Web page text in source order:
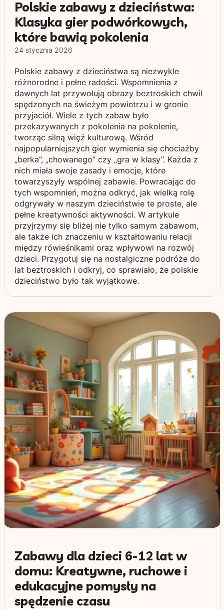
Polskie zabawy z dzieciństwa:
Klasyka gier podwórkowych,
które bawią pokolenia
24 stycznia 2026
Polskie zabawy z dzieciństwa są niezwykle
różnorodne i pełne radości. Wspomnienia z
dawnych lat przywołują obrazy beztroskich chwil
spędzonych na świeżym powietrzu i w gronie
przyjaciół. Wiele z tych zabaw było
przekazywanych z pokolenia na pokolenie,
tworząc silną więź kulturową. Wśród
najpopularniejszych gier wymienia się chociażby
„berka”, „chowanego” czy „gra w klasy”. Każda z
nich miała swoje zasady i emocje, które
towarzyszyły wspólnej zabawie. Powracając do
tych wspomnień, można odkryć, jak wielką rolę
odgrywały w naszym dzieciństwie te proste, ale
pełne kreatywności aktywności. W artykule
przyjrzymy się bliżej nie tylko samym zabawom,
ale także ich znaczeniu w kształtowaniu relacji
między rówieśnikami oraz wpływowi na rozwój
dzieci. Przygotuj się na nostalgiczne podróże do
lat beztroskich i odkryj, co sprawiało, że polskie
dzieciństwo było tak wyjątkowe.
Zabawy dla dzieci 6-12 lat w
domu: Kreatywne, ruchowe i
edukacyjne pomysły na
spędzenie czasu